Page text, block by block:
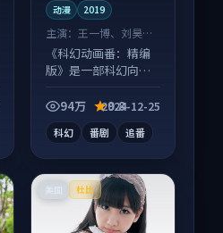
动漫 2019
主演： 王一博、刘昊然
等
《科幻动画番：精编
版》是一部科幻向动
酵，适合周末一口气
94万 9.8
2024-12-25
科幻 番剧 追番
杜比